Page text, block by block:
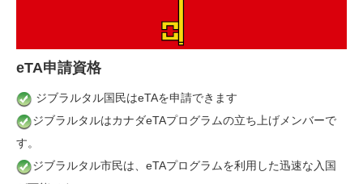
eTA申請資格
ジブラルタル国民はeTAを申請できます
ジブラルタルはカナダeTAプログラムの立ち上げメンバーで
す。
ジブラルタル市民は、eTAプログラムを利用した迅速な入国